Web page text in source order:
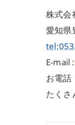
株式会
愛知県
E-mail :
お電話
たくさ